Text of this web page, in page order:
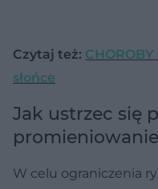
Czytaj też:
słońce
Jak ustrzec się
W celu ograniczenia